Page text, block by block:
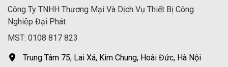
Công Ty TNHH Thương Mại Và Dịch Vụ Thiết Bị Công
Nghiệp Đại Phát
MST: 0108 817 823
Trung Tâm 75, Lai Xá, Kim Chung, Hoài Đức, Hà Nội